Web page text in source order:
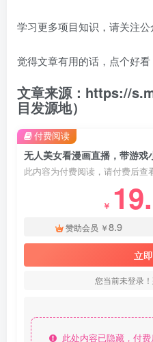
学习更多项目知识，请关注
觉得文章有用的话，点个好看
文章来源：https://
目发源地）
此内容为付费阅读，请付费后查
￥
赞助会员 ￥8.9
立
您当前未登录
此处内容已隐藏，付费
付费阅读